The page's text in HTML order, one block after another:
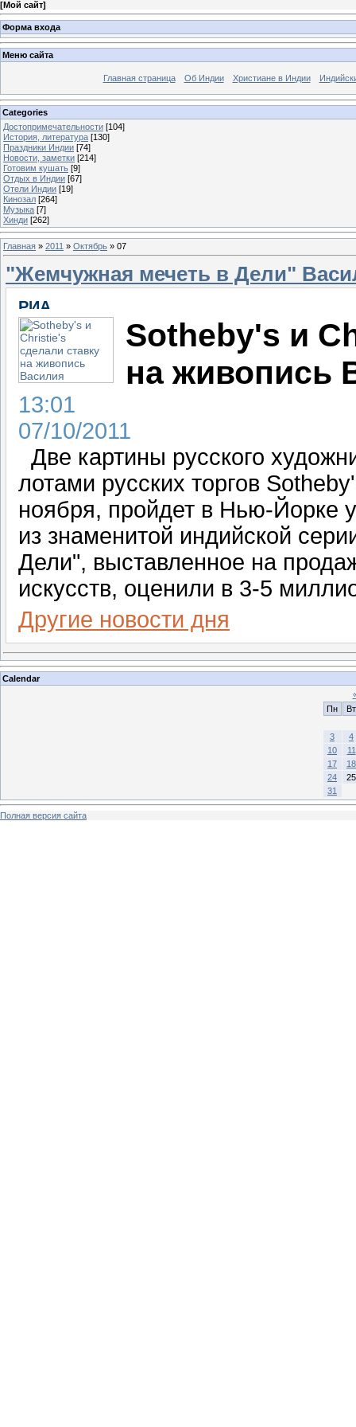
[Мой сайт]
Форма входа
Меню сайта
Главная страница Об Индии Христиане в Индии
Categories
Достопримечательности [104]
История, литература [130]
Праздники Индии [74]
Новости, заметки [214]
Готовим кушать [9]
Отдых в Индии [67]
Отели Индии [19]
Кинозал [264]
Музыка [7]
Хинди [262]
Главная » 2011 » Октябрь » 07
"Жемчужная мечеть в Дели"
Sotheby's и
на живопись
13:01
07/10/2011
Две картины русского
лотами русских торгов
ноября, пройдет в Нью-Йорке
из знаменитой индийской
Дели", выставленное на
искусств, оценили в 3-5
Другие новости дня
Calendar
Пн
Вт
3
4
10
11
17
18
24
25
31
Полная версия сайта